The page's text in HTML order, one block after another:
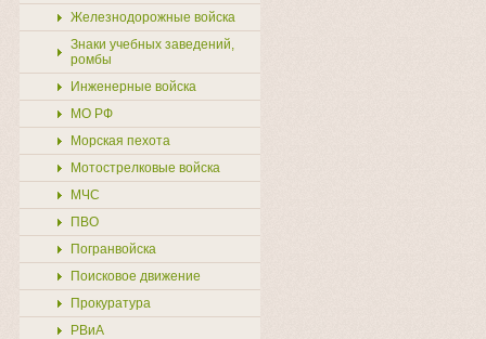
Железнодорожные войска
Знаки учебных заведений,
ромбы
Инженерные войска
МО РФ
Морская пехота
Мотострелковые войска
МЧС
ПВО
Погранвойска
Поисковое движение
Прокуратура
РВиА